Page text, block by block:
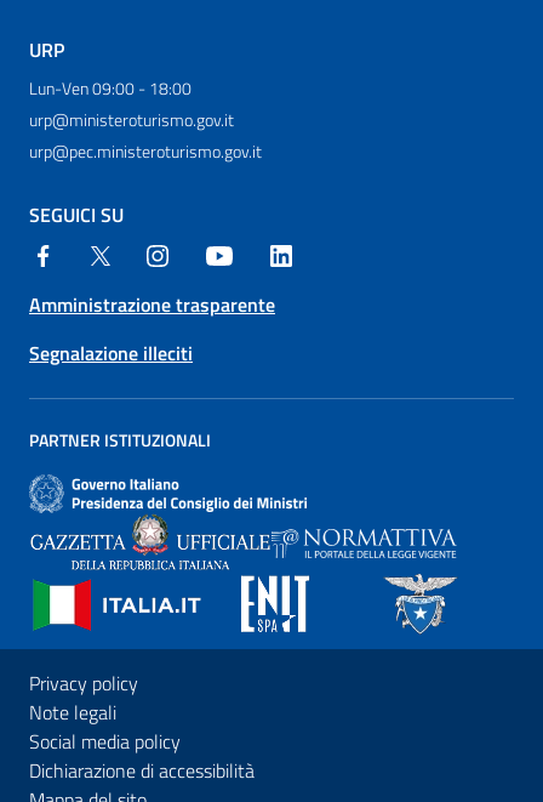
URP
Lun-Ven 09:00 - 18:00
urp@ministeroturismo.gov.it
urp@pec.ministeroturismo.gov.it
SEGUICI SU
Amministrazione trasparente
Segnalazione illeciti
PARTNER ISTITUZIONALI
Privacy policy
Note legali
Social media policy
Dichiarazione di accessibilità